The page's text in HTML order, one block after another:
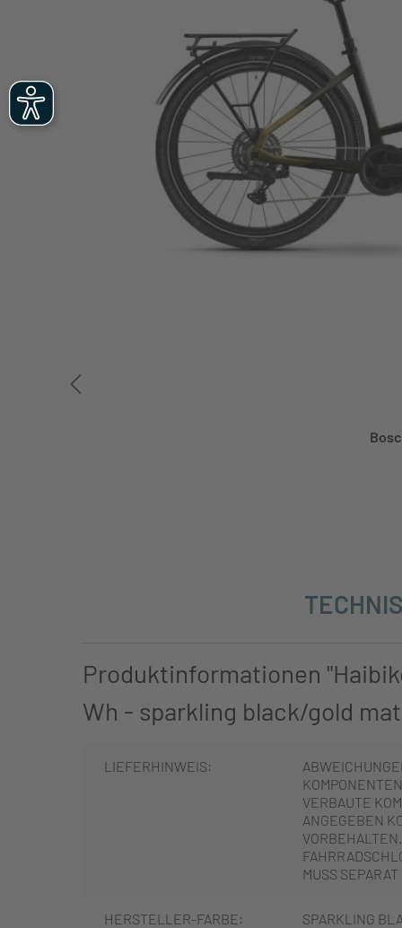
Produktinformationen
Wh - sparkling black/gold
LIEFERHINWEIS:
VERBAUTE
ANGEGEBEN
MUSS
HERSTELLER-FARBE: SPARKLING